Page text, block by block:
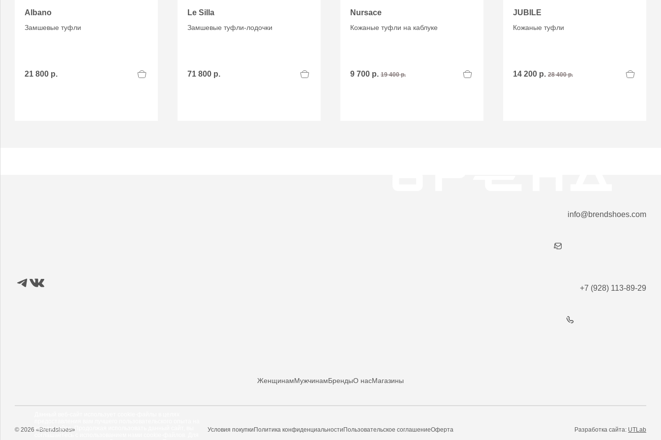
Albano
Замшевые туфли
21 800 р.
Le Silla
Замшевые туфли-лодочки
71 800 р.
Nursace
Кожаные туфли на каблуке
9 700 р. 19 400 р.
JUBILE
Кожаные туфли
14 200 р. 28 400 р.
ЖенщинамМужчинамБрендыО насМагазины
info@brendshoes.com
+7 (928) 113-89-29
© 2026 «Brendshoes» Условия покупки Политика конфиденциальности Пользовательское соглашениеОферта Разработка сайта: UTLab
нашем сайте. Продолжая использовать данный сайт, вы